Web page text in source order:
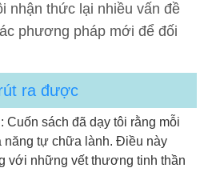
nhận thức lại nhiều vấn đề
phương pháp mới để đối
ra được
: Cuốn sách đã dạy tôi rằng mỗi
năng tự chữa lành. Điều này
với những vết thương tinh thần